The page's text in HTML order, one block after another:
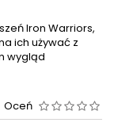
Iron Warriors,
ich używać z
wygląd
Oceń